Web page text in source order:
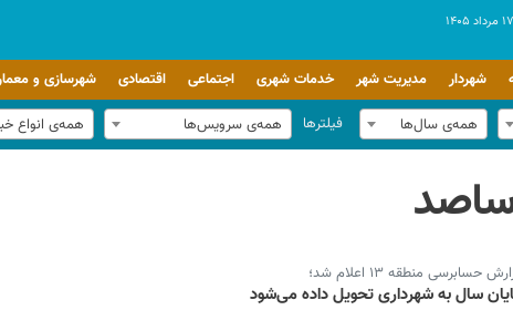
شهردار مدیریت شهر خدمات شهری اجتماعی اقتصادی شهرسازی و
همه‌ی سال‌ها فیلترها همه‌ی سرویس‌ها همه‌ی انواع
منطقه ۱۳ اعلام شد؛
سال به شهرداری تحویل داده می‌شود